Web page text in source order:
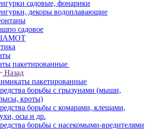
садовые, фонарики
декоры водоплавающие
садовое
пакетированные
Назад
пакетированные
борьбы с грызунами (мыши,
кроты)
борьбы с комарами, клещами,
осы и др.
борьбы с насекомыми-вредителями